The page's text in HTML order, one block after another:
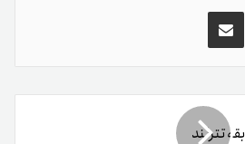
اشتراک
گذاری
ایمیل